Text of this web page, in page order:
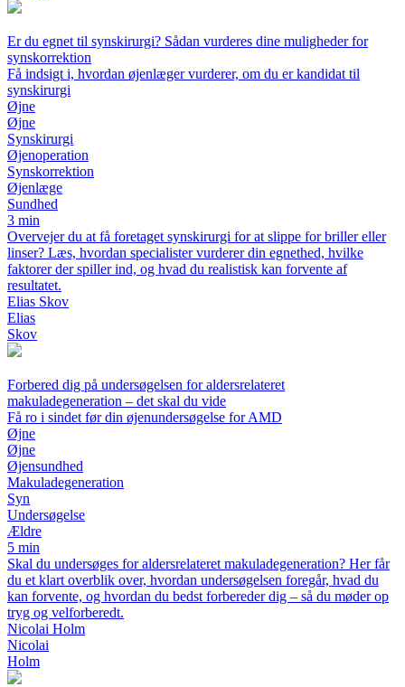
Er du egnet til synskirurgi? Sådan vurderes dine muligheder for
synskorrektion
Få indsigt i, hvordan øjenlæger vurderer, om du er kandidat til
synskirurgi
Øjne
Øjne
Synskirurgi
Øjenoperation
Synskorrektion
Øjenlæge
Sundhed
3 min
Overvejer du at få foretaget synskirurgi for at slippe for briller eller
linser? Læs, hvordan specialister vurderer din egnethed, hvilke
faktorer der spiller ind, og hvad du realistisk kan forvente af
resultatet.
Elias Skov
Elias
Skov
Forbered dig på undersøgelsen for aldersrelateret
makuladegeneration – det skal du vide
Få ro i sindet før din øjenundersøgelse for AMD
Øjne
Øjne
Øjensundhed
Makuladegeneration
Syn
Undersøgelse
Ældre
5 min
Skal du undersøges for aldersrelateret makuladegeneration? Her får
du et klart overblik over, hvordan undersøgelsen foregår, hvad du
kan forvente, og hvordan du bedst forbereder dig – så du møder op
tryg og velforberedt.
Nicolai Holm
Nicolai
Holm